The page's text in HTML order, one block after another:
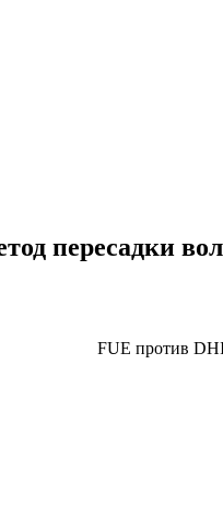
пересадки
FUE против